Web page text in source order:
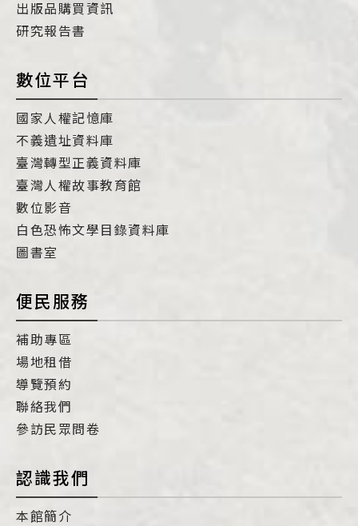
出版品購買資訊
研究報告書
數位平台
國家人權記憶庫
不義遺址資料庫
臺灣轉型正義資料庫
臺灣人權故事教育館
數位影音
白色恐怖文學目錄資料庫
圖書室
便民服務
補助專區
場地租借
導覽預約
聯絡我們
參訪民眾問卷
認識我們
本館簡介